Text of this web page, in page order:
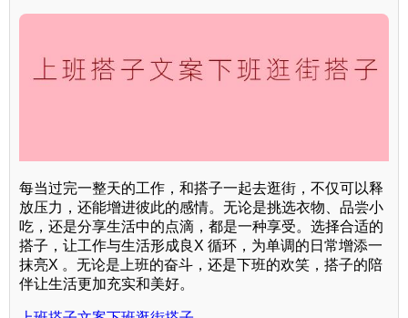
每当过完一整天的工作，和搭子一起去逛街，不仅可以释
放压力，还能增进彼此的感情。无论是挑选衣物、品尝小
吃，还是分享生活中的点滴，都是一种享受。选择合适的
搭子，让工作与生活形成良X 循环，为单调的日常增添一
抹亮X 。无论是上班的奋斗，还是下班的欢笑，搭子的陪
伴让生活更加充实和美好。